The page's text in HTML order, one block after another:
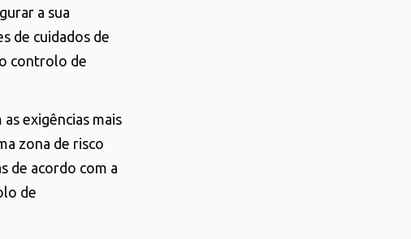
a sua
de cuidados de
controlo de
exigências mais
zona de risco
de acordo com a
de